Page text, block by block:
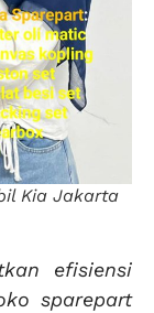
Kia Jakarta
efisiensi
sparepart